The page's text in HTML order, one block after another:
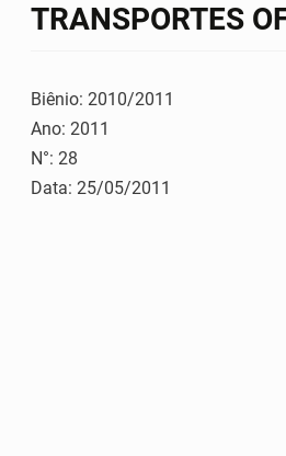
TRANSPORTES
Biênio: 2010/2011
Ano: 2011
N°: 28
Data: 25/05/2011